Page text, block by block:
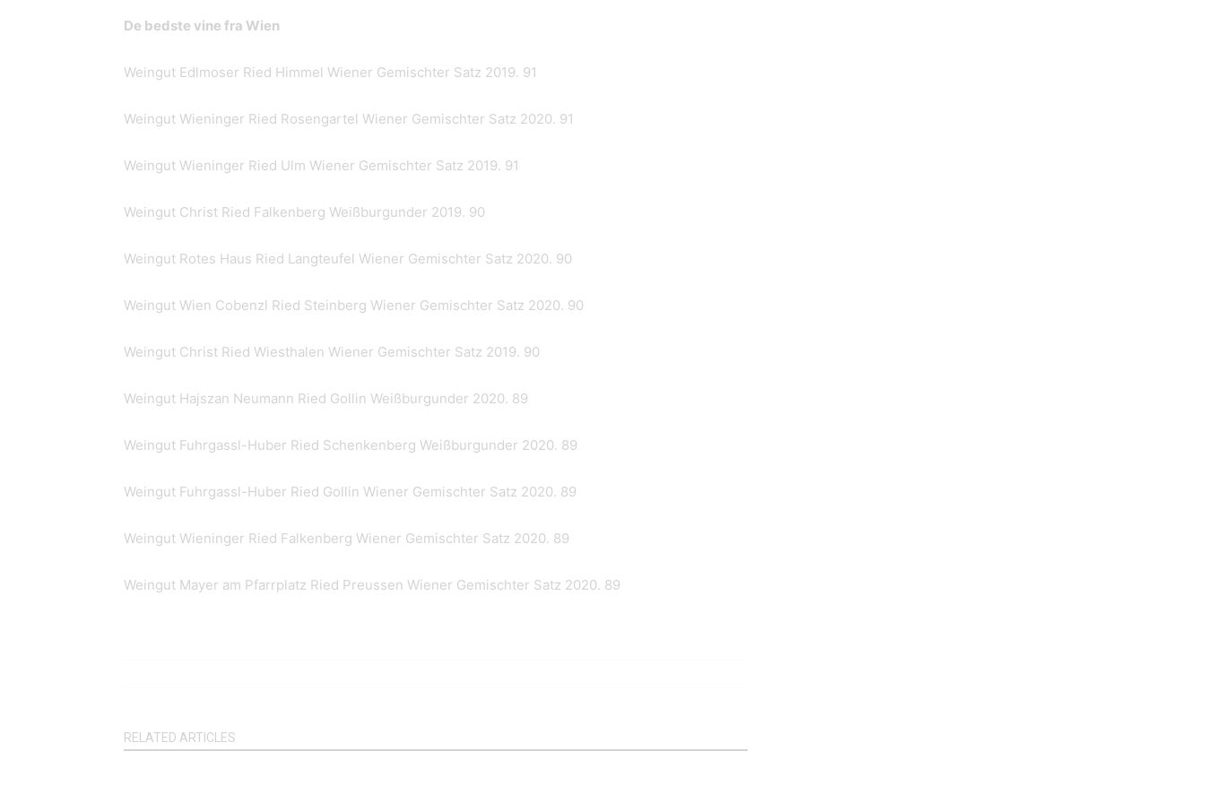
De bedste vine fra Wien
Weingut Edlmoser Ried Himmel Wiener Gemischter Satz 2019. 91
Weingut Wieninger Ried Rosengartel Wiener Gemischter Satz 2020. 91
Weingut Wieninger Ried Ulm Wiener Gemischter Satz 2019. 91
Weingut Christ Ried Falkenberg Weißburgunder 2019. 90
Weingut Rotes Haus Ried Langteufel Wiener Gemischter Satz 2020. 90
Weingut Wien Cobenzl Ried Steinberg Wiener Gemischter Satz 2020. 90
Weingut Christ Ried Wiesthalen Wiener Gemischter Satz 2019. 90
Weingut Hajszan Neumann Ried Gollin Weißburgunder 2020. 89
Weingut Fuhrgassl-Huber Ried Schenkenberg Weißburgunder 2020. 89
Weingut Fuhrgassl-Huber Ried Gollin Wiener Gemischter Satz 2020. 89
Weingut Wieninger Ried Falkenberg Wiener Gemischter Satz 2020. 89
Weingut Mayer am Pfarrplatz Ried Preussen Wiener Gemischter Satz 2020. 89
RELATED ARTICLES